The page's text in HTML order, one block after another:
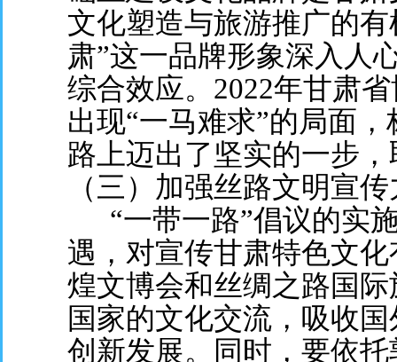
文化塑造与旅游推广的
肃”这一品牌形象深入人
综合效应。2022年甘肃
出现“一马难求”的局面
路上迈出了坚实的一步
（三）加强丝路文明宣
“一带一路”倡议的实
遇，对宣传甘肃特色文
煌文博会和丝绸之路国
国家的文化交流，吸收
创新发展。同时，要依